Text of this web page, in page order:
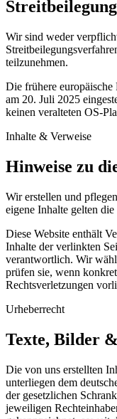
Streitbeilegung
Wir sind weder
teilzunehmen.
Die frühere
am 20. Juli 2025
keinen veralteten OS-
Inhalte & Verweise
Hinweise zu
Wir erstellen und
eigene Inhalte gelten
Diese Website enthält
Inhalte der verlinkten
verantwortlich. Wir
prüfen sie, wenn
Rechtsverletzungen
Urheberrecht
Texte, Bilder
Die von uns erstellten
unterliegen dem
der gesetzlichen
jeweiligen